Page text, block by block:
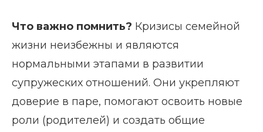
Что важно помнить? Кризисы семейной
жизни неизбежны и являются
нормальными этапами в развитии
супружеских отношений. Они укрепляют
доверие в паре, помогают освоить новые
роли (родителей) и создать общие